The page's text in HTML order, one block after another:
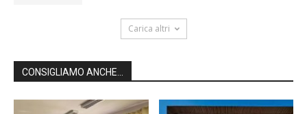
Carica altri
CONSIGLIAMO ANCHE...